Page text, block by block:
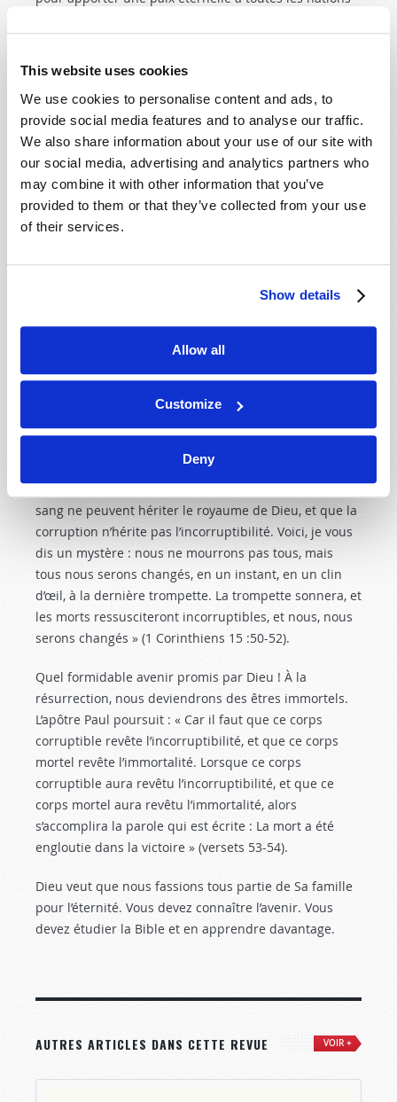
This website uses cookies
We use cookies to personalise content and ads, to
provide social media features and to analyse our traffic.
We also share information about your use of our site with
our social media, advertising and analytics partners who
may combine it with other information that you’ve
provided to them or that they’ve collected from your use
of their services.
Show details
Allow all
Customize
Deny
Royaume de Dieu et si vous attendez avec
Corinthiens 15 et 1 Thessaloniciens 4.
5 : LA BIBLE NOUS AIDE À PRÉPARER
L’AVENIR
Les prophéties bibliques révèlent comment Dieu
interviendra dans les affaires du monde. Elles nous
annoncent la bonne nouvelle du destin final de
ici-bas sur terre ! Les véritables chrétiens régneront
résurrection. Cela pourrait êtrevotreavenir. Pensez à
cet événement glorieux au retour du Christ. L’apôtre
Paul écrivit, en parlant de la résurrection, que nous
lorsque les vrais chrétiens hériteront le Royaume de
Dieu. « Ce que je dis, frères, c’est que la chair et le
sang ne peuvent hériter le royaume de Dieu, et que la
corruption n’hérite pas l’incorruptibilité. Voici, je vous
dis un mystère : nous ne mourrons pas tous, mais
tous nous serons changés, en un instant, en un clin
d’œil, à la dernière trompette. La trompette sonnera, et
les morts ressusciteront incorruptibles, et nous, nous
serons changés » (1 Corinthiens 15 :50-52).
Quel formidable avenir promis par Dieu ! À la
résurrection, nous deviendrons des êtres immortels.
L’apôtre Paul poursuit : « Car il faut que ce corps
corruptible revête l’incorruptibilité, et que ce corps
mortel revête l’immortalité. Lorsque ce corps
corruptible aura revêtu l’incorruptibilité, et que ce
corps mortel aura revêtu l’immortalité, alors
s’accomplira la parole qui est écrite : La mort a été
engloutie dans la victoire » (versets 53-54).
Dieu veut que nous fassions tous partie de Sa famille
pour l’éternité. Vous devez connaître l’avenir. Vous
devez étudier la Bible et en apprendre davantage.
AUTRES ARTICLES DANS CETTE REVUE VOIR +